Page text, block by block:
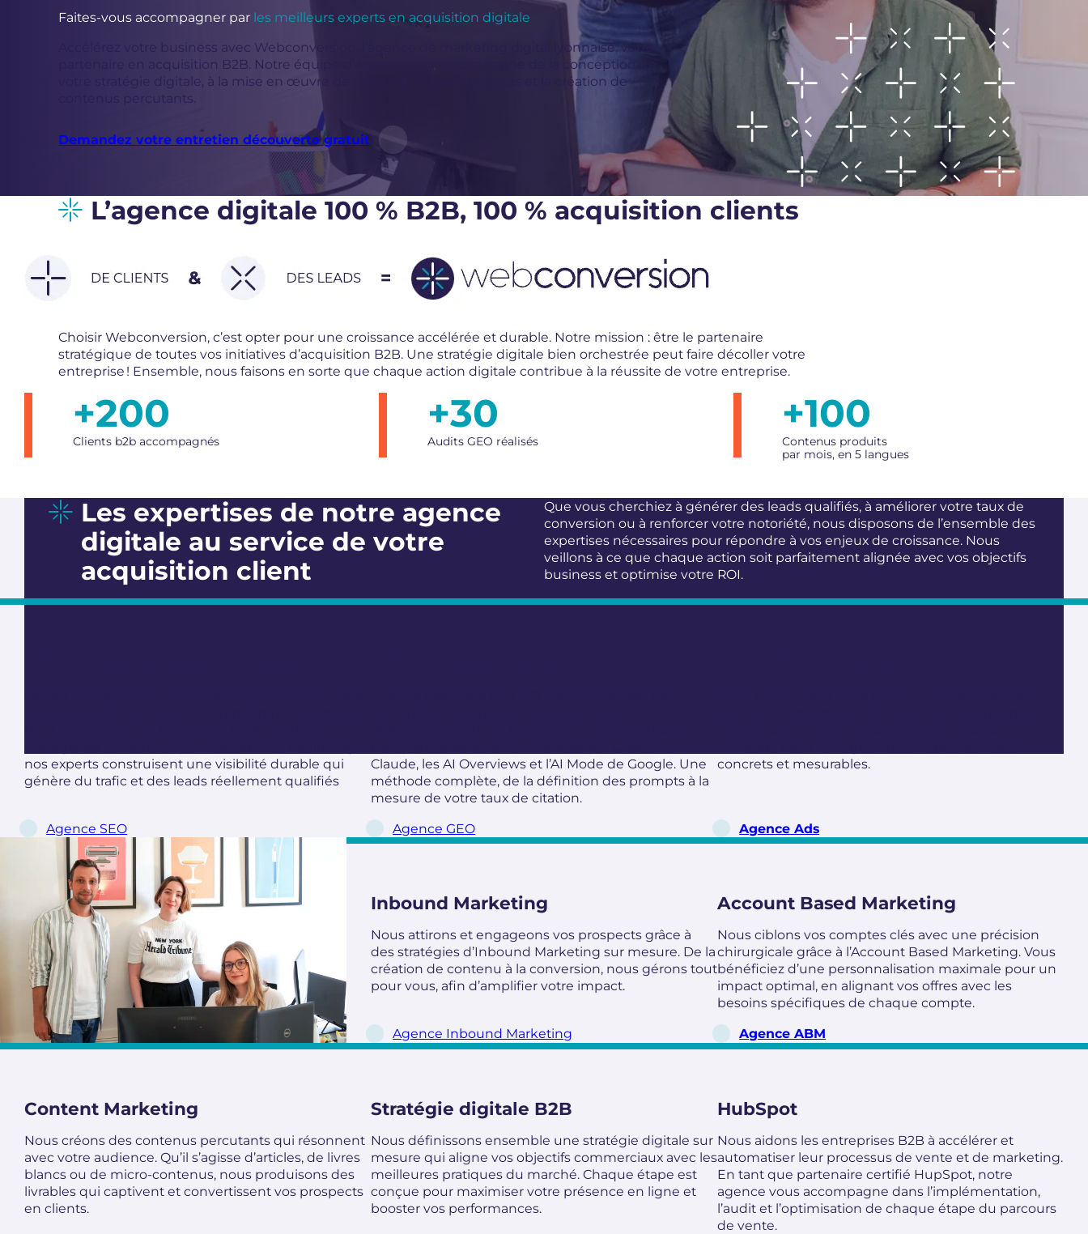
Faites-vous accompagner par les meilleurs experts en acquisition digitale
Accélérez votre business avec Webconversion, l’agence de marketing digital lyonnaise, votre
partenaire en acquisition B2B. Notre équipe d’experts vous accompagne de la conception de
votre stratégie digitale, à la mise en œuvre de campagnes performantes et la création de
contenus percutants.
Demandez votre entretien découverte gratuit
L’agence digitale 100 % B2B, 100 % acquisition clients
Choisir Webconversion, c’est opter pour une croissance accélérée et durable. Notre mission : être le partenaire
stratégique de toutes vos initiatives d’acquisition B2B. Une stratégie digitale bien orchestrée peut faire décoller votre
entreprise ! Ensemble, nous faisons en sorte que chaque action digitale contribue à la réussite de votre entreprise.
+200
Clients b2b accompagnés
+30
Audits GEO réalisés
+100
Contenus produits
par mois, en 5 langues
Les expertises de notre agence
digitale au service de votre
acquisition client
Que vous cherchiez à générer des leads qualifiés, à améliorer votre taux de
conversion ou à renforcer votre notoriété, nous disposons de l’ensemble des
expertises nécessaires pour répondre à vos enjeux de croissance. Nous
veillons à ce que chaque action soit parfaitement alignée avec vos objectifs
business et optimise votre ROI.
nos experts construisent une visibilité durable qui
génère du trafic et des leads réellement qualifiés
Agence SEO
Claude, les AI Overviews et l’AI Mode de Google. Une
méthode complète, de la définition des prompts à la
mesure de votre taux de citation.
Agence GEO
concrets et mesurables.
Agence Ads
Inbound Marketing
Nous attirons et engageons vos prospects grâce à
des stratégies d’Inbound Marketing sur mesure. De la
création de contenu à la conversion, nous gérons tout
pour vous, afin d’amplifier votre impact.
Agence Inbound Marketing
Account Based Marketing
Nous ciblons vos comptes clés avec une précision
chirurgicale grâce à l’Account Based Marketing. Vous
bénéficiez d’une personnalisation maximale pour un
impact optimal, en alignant vos offres avec les
besoins spécifiques de chaque compte.
Agence ABM
Content Marketing
Nous créons des contenus percutants qui résonnent
avec votre audience. Qu’il s’agisse d’articles, de livres
blancs ou de micro-contenus, nous produisons des
livrables qui captivent et convertissent vos prospects
en clients.
Stratégie digitale B2B
Nous définissons ensemble une stratégie digitale sur
mesure qui aligne vos objectifs commerciaux avec les
meilleures pratiques du marché. Chaque étape est
conçue pour maximiser votre présence en ligne et
booster vos performances.
HubSpot
Nous aidons les entreprises B2B à accélérer et
automatiser leur processus de vente et de marketing.
En tant que partenaire certifié HupSpot, notre
agence vous accompagne dans l’implémentation,
l’audit et l’optimisation de chaque étape du parcours
de vente.